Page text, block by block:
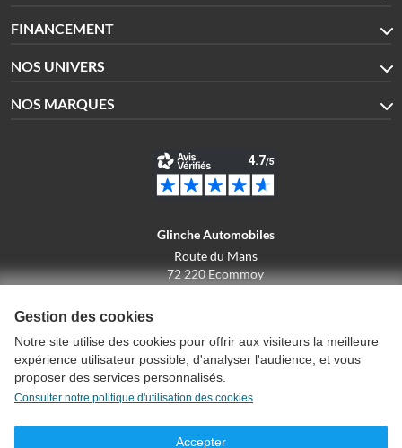
FINANCEMENT
NOS UNIVERS
NOS MARQUES
Glinche Automobiles
Route du Mans
72 220 Ecommoy
Conditions générales de vente
Gestion des cookies
Notre site utilise des cookies pour offrir aux visiteurs la meilleure
expérience utilisateur possible, d'analyser l'audience, et vous
proposer des services personnalisés.
Consulter notre politique d'utilisation des cookies
Accepter